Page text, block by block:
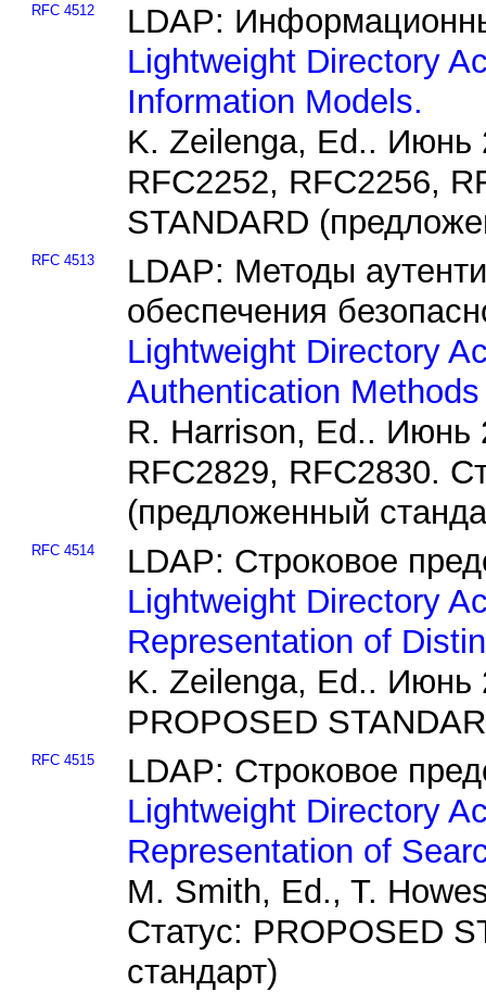
RFC 4512
LDAP:
Lightweight Directory
Information Models.
K. Zeilenga, Ed.. Июнь
RFC2252, RFC2256,
STANDARD
RFC 4513
LDAP: Методы
обеспечения
Lightweight Directory
Authentication
R. Harrison, Ed.. Июнь
RFC2829, RFC2830.
(предложенный
RFC 4514
LDAP: Строковое
Lightweight Directory
Representation of
K. Zeilenga, Ed.. Июнь
PROPOSED
RFC 4515
LDAP: Строковое
Lightweight Directory
Representation of
M. Smith, Ed., T.
Статус: PROPOSED
стандарт)